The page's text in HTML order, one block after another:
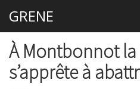
GRENE
À Montbonnot
s’apprête à